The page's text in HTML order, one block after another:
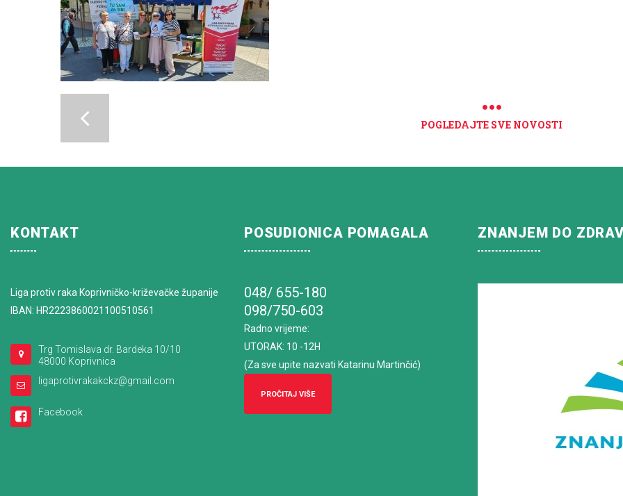
POGLEDAJTE SVE NOVOSTI
KONTAKT
Liga protiv raka Koprivničko-križevačke županije
IBAN: HR2223860021100510561
Trg Tomislava dr. Bardeka 10/10
48000 Koprivnica
ligaprotivrakakckz@gmail.com
Facebook
POSUDIONICA POMAGALA
048/ 655-180
098/750-603
Radno vrijeme:
UTORAK: 10 -12H
(Za sve upite nazvati Katarinu Martinčić)
PROČITAJ VIŠE
ZNANJEM DO